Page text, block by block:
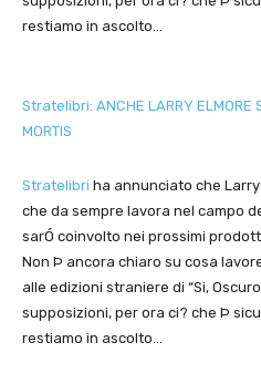
restiamo in ascolto…
Stratelibri: ANCHE LARRY ELMORE
MORTIS
Stratelibri ha annunciato che
che da sempre lavora nel campo
sarÓ coinvolto nei prossimi
Non Þ ancora chiaro su cosa
alle edizioni straniere di “Si,
supposizioni, per ora ci? che Þ
restiamo in ascolto…